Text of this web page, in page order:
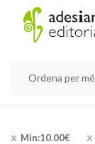
Min:10.00€